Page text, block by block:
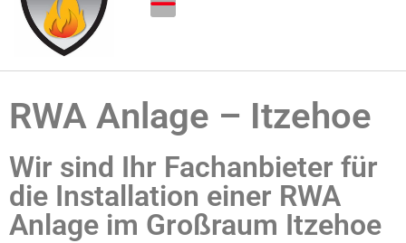
RWA Anlage – Itzehoe
Wir sind Ihr Fachanbieter für
die Installation einer RWA
Anlage im Großraum Itzehoe